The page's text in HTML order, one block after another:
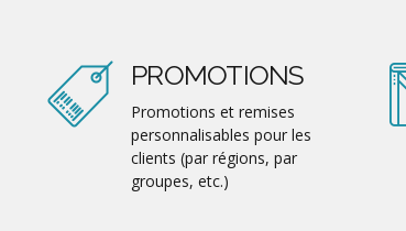
PROMOTIONS
Promotions et remises
personnalisables pour les
clients (par régions, par
groupes, etc.)